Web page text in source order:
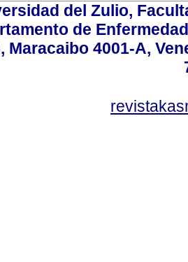
del Zulio,
de
Maracaibo 4001-A,